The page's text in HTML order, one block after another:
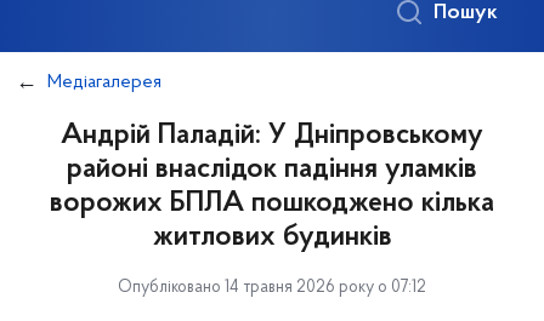
Пошук
Медіагалерея
Андрій Паладій: У Дніпровському
районі внаслідок падіння уламків
ворожих БПЛА пошкоджено кілька
житлових будинків
Опубліковано 14 травня 2026 року о 07:12